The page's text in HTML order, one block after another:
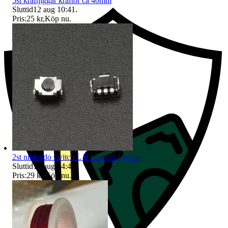
Sluttid12 aug 10:41 .
Pris:25 kr,Köp nu.
2st nintendo switch L R knappar joycon
Sluttid14 aug 14:46
Pris:29 kr Köp nu.